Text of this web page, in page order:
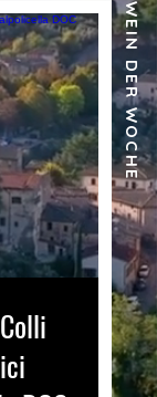
WEIN DER WOCHE